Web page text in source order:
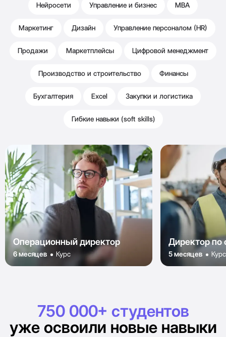
Нейросети Управление и бизнес MBA
Маркетинг Дизайн Управление персоналом (HR)
Продажи Маркетплейсы Цифровой менеджмент
Производство и строительство Финансы
Бухгалтерия Excel Закупки и логистика
Гибкие навыки (soft skills)
Операционный директор
6 месяцев Курс
Директор по
5 месяцев
750 000+ студентов
уже освоили новые навыки